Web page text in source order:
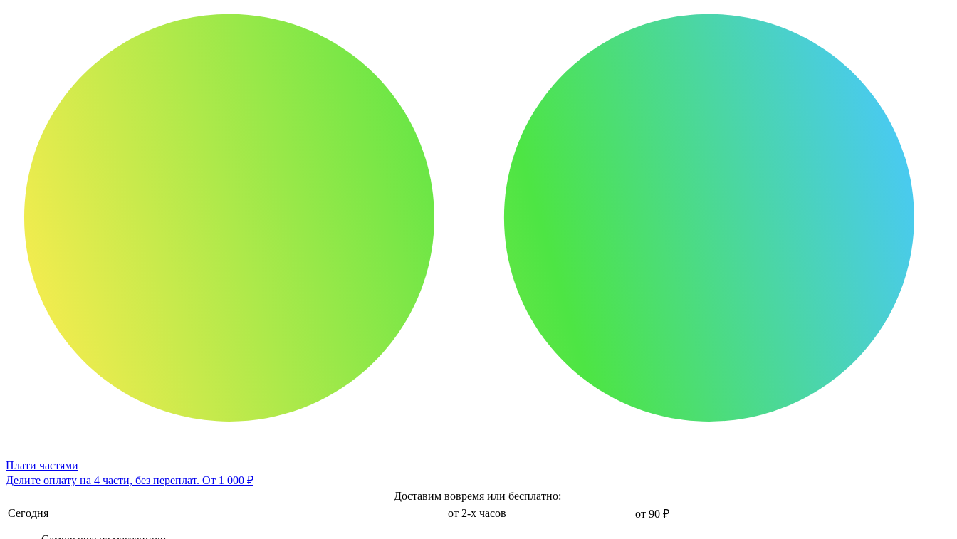
Плати частями
Делите оплату на 4 части, без переплат. От 1 000 ₽
Доставим вовремя или бесплатно:
Сегодня
от 2-х часов от 90 ₽